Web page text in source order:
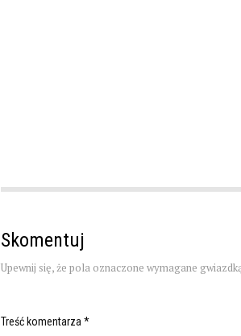
Skomentuj
Upewnij się, że pola oznaczone wymagane
Treść komentarza *